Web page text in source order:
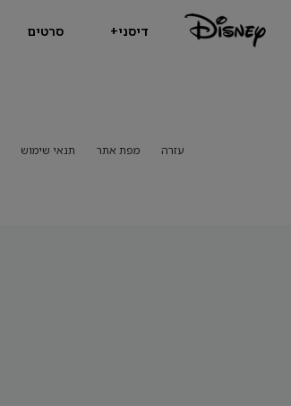
דיסני+ סרטים
עזרה מפת אתר תנאי שימוש